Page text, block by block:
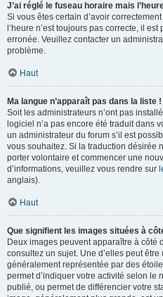
J’ai réglé le fuseau horaire mais
Si vous êtes certain d’avoir
l’heure n’est toujours pas correcte, il
erronée. Veuillez contacter un
problème.
Haut
Ma langue n’apparaît pas dans la liste !
Soit les administrateurs n’ont pas
logiciel n’a pas encore été traduit dans
un administrateur du forum s’il est
vous souhaitez. Si la traduction désirée
porter volontaire et commencer une
d’informations, veuillez vous rendre sur
anglais).
Haut
Que signifient les images situées à
Deux images peuvent apparaître à côté
consultez un sujet. Une d’elles peut
généralement représentée par des
permet d’indiquer votre activité selon le
publié, ou permet de différencier votre